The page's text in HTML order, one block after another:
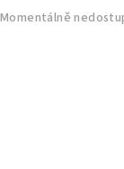
Momentálně